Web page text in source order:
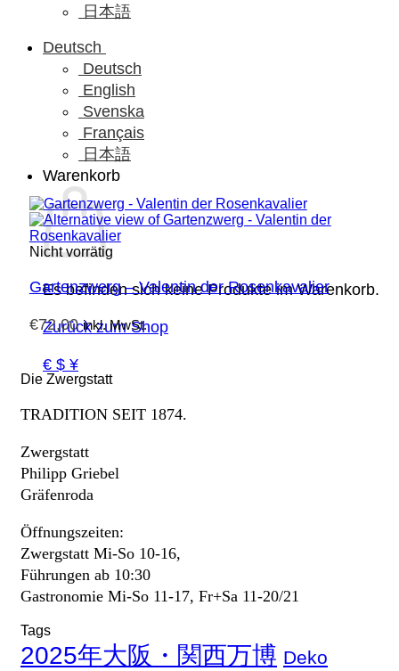
日本語
Deutsch
Deutsch
English
Svenska
Français
日本語
Warenkorb
Es befinden sich keine Produkte im Warenkorb.
Zurück zum Shop
€ $ ¥
Nicht vorrätig
Gartenzwerg – Valentin der Rosenkavalier
€72,00 inkl. MwSt.
Die Zwergstatt
TRADITION SEIT 1874.
Zwergstatt
Philipp Griebel
Gräfenroda
Öffnungszeiten:
Zwergstatt Mi-So 10-16,
Führungen ab 10:30
Gastronomie Mi-So 11-17, Fr+Sa 11-20/21
Tags
2025年大阪・関西万博 Deko